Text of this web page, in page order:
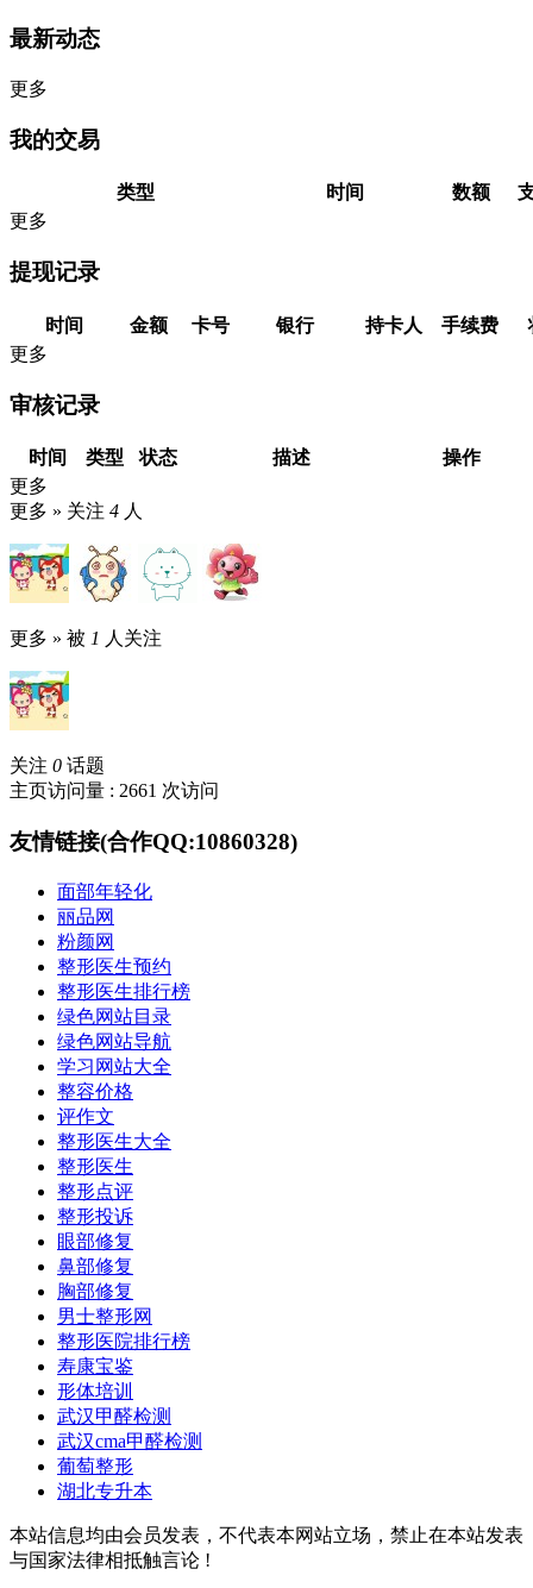
最新动态
更多
我的交易
类型 时间 数额
更多
提现记录
时间 金额 卡号 银行 持卡人 手续费
更多
审核记录
时间 类型 状态 描述
操作
更多
更多 » 关注 4 人
更多 » 被 1 人关注
关注 0 话题
主页访问量 : 2661 次访问
友情链接(合作QQ:10860328)
面部年轻化
丽品网
粉颜网
整形医生预约
整形医生排行榜
绿色网站目录
绿色网站导航
学习网站大全
整容价格
评作文
整形医生大全
整形医生
整形点评
整形投诉
眼部修复
鼻部修复
胸部修复
男士整形网
整形医院排行榜
寿康宝鉴
形体培训
武汉甲醛检测
武汉cma甲醛检测
葡萄整形
湖北专升本
本站信息均由会员发表，不代表本网站立场，禁止在本站发表
与国家法律相抵触言论 !